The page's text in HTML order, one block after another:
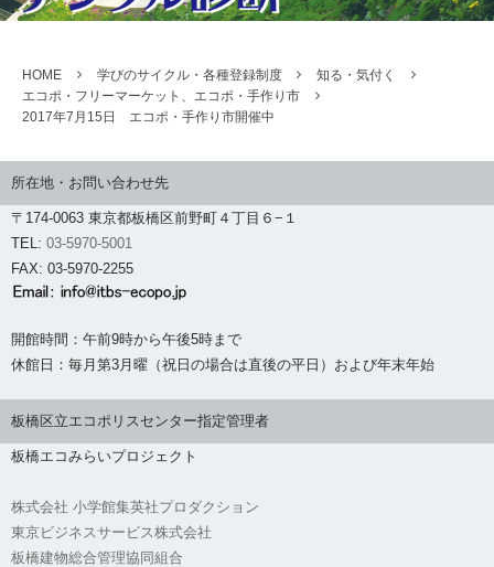
HOME 学びのサイクル・各種登録制度
知る・気付く
エコポ・フリーマーケット、エコポ・手作り市
2017年7月15日 エコポ・手作り市開催中
所在地・お問い合わせ先
〒174-0063 東京都板橋区前野町４丁目６−１
TEL: 03-5970-5001
FAX: 03-5970-2255
開館時間：午前9時から午後5時まで
休館日：毎月第3月曜（祝日の場合は直後の平日）および年末年始
板橋区立エコポリスセンター指定管理者
板橋エコみらいプロジェクト
株式会社 小学館集英社プロダクション
東京ビジネスサービス株式会社
板橋建物総合管理協同組合